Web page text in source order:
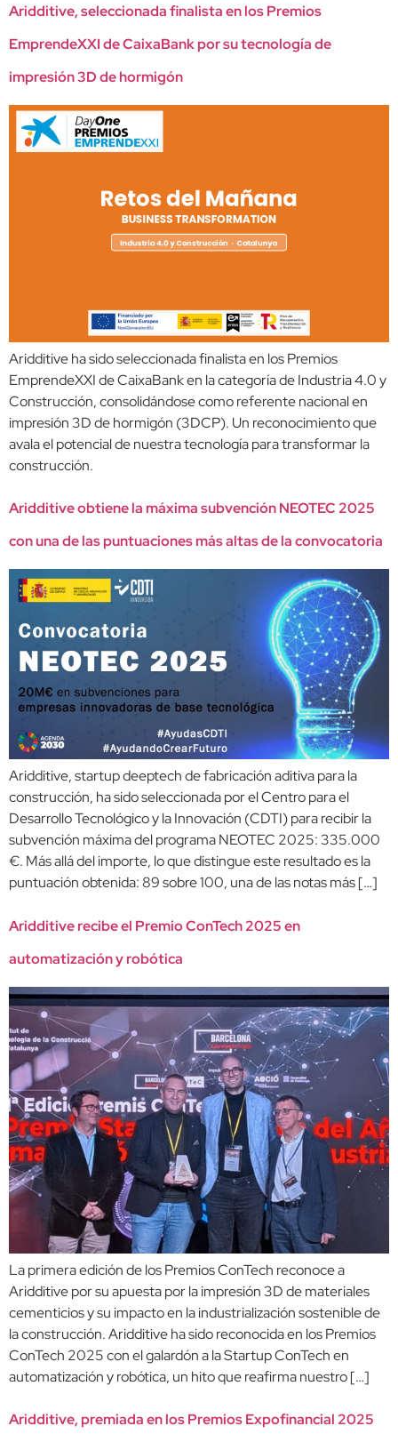
Aridditive, seleccionada finalista en los Premios
EmprendeXXI de CaixaBank por su tecnología de
impresión 3D de hormigón
Aridditive ha sido seleccionada finalista en los Premios
EmprendeXXI de CaixaBank en la categoría de Industria 4.0 y
Construcción, consolidándose como referente nacional en
impresión 3D de hormigón (3DCP). Un reconocimiento que
avala el potencial de nuestra tecnología para transformar la
construcción.
Aridditive obtiene la máxima subvención NEOTEC 2025
con una de las puntuaciones más altas de la convocatoria
Aridditive, startup deeptech de fabricación aditiva para la
construcción, ha sido seleccionada por el Centro para el
Desarrollo Tecnológico y la Innovación (CDTI) para recibir la
subvención máxima del programa NEOTEC 2025: 335.000
€. Más allá del importe, lo que distingue este resultado es la
puntuación obtenida: 89 sobre 100, una de las notas más […]
Aridditive recibe el Premio ConTech 2025 en
automatización y robótica
La primera edición de los Premios ConTech reconoce a
Aridditive por su apuesta por la impresión 3D de materiales
cementicios y su impacto en la industrialización sostenible de
la construcción. Aridditive ha sido reconocida en los Premios
ConTech 2025 con el galardón a la Startup ConTech en
automatización y robótica, un hito que reafirma nuestro […]
Aridditive, premiada en los Premios Expofinancial 2025